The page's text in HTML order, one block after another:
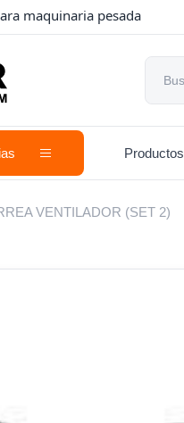
maquinaria pesada
Productos
VENTILADOR (SET 2)